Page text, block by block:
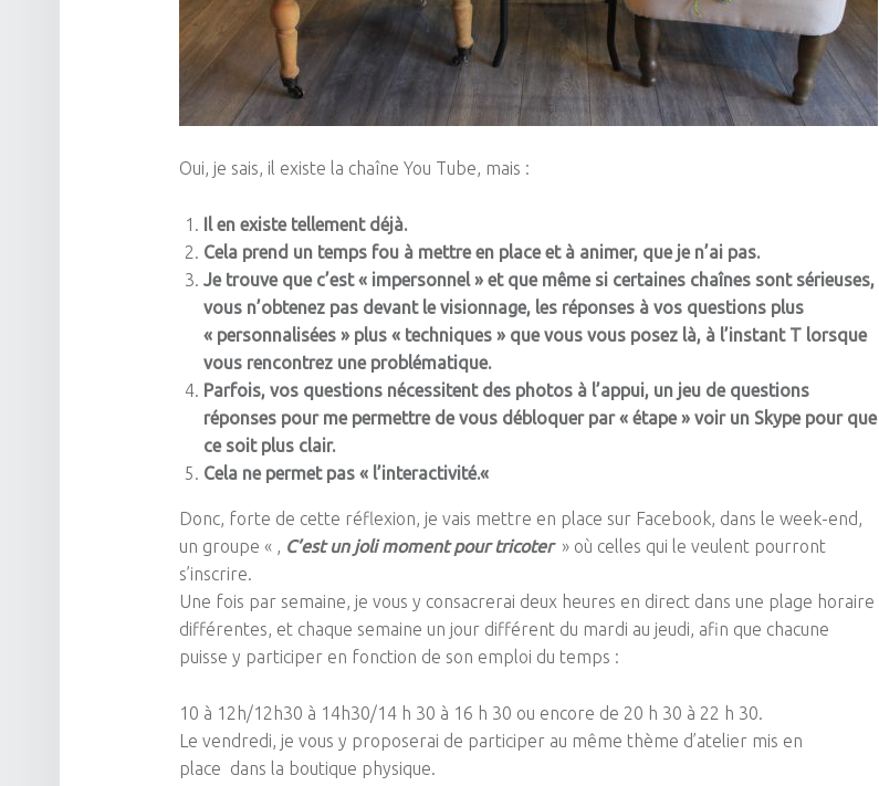
Oui, je sais, il existe la chaîne You Tube, mais :
Il en existe tellement déjà.
Cela prend un temps fou à mettre en place et à animer, que je n’ai pas.
Je trouve que c’est « impersonnel » et que même si certaines chaînes sont sérieuses,
vous n’obtenez pas devant le visionnage, les réponses à vos questions plus
« personnalisées » plus « techniques » que vous vous posez là, à l’instant T lorsque
vous rencontrez une problématique.
Parfois, vos questions nécessitent des photos à l’appui, un jeu de questions
réponses pour me permettre de vous débloquer par « étape » voir un Skype pour que
ce soit plus clair.
Cela ne permet pas « l’interactivité.«
Donc, forte de cette réflexion, je vais mettre en place sur Facebook, dans le week-end,
un groupe « , C’est un joli moment pour tricoter » où celles qui le veulent pourront
s’inscrire.
Une fois par semaine, je vous y consacrerai deux heures en direct dans une plage horaire
différentes, et chaque semaine un jour différent du mardi au jeudi, afin que chacune
puisse y participer en fonction de son emploi du temps :
10 à 12h/12h30 à 14h30/14 h 30 à 16 h 30 ou encore de 20 h 30 à 22 h 30.
Le vendredi, je vous y proposerai de participer au même thème d’atelier mis en
place dans la boutique physique.